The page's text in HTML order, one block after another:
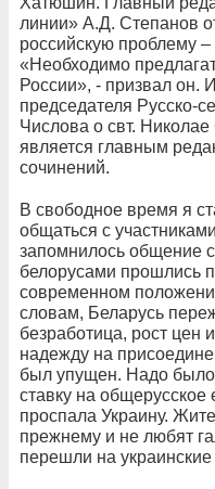
линии» А.Д. Степанов
российскую проблему –
«Необходимо
России», - призвал он.
председателя Русско-
Числова о свт.
является главным
сочинений.
В свободное время я
общаться с
запомнилось общение
белорусами прошлись
современном
словам, Беларусь
безработица, рост цен
надежду на
был упущен. Надо было
ставку на общерусское
проспала Украину.
прежнему и не любят
перешли на